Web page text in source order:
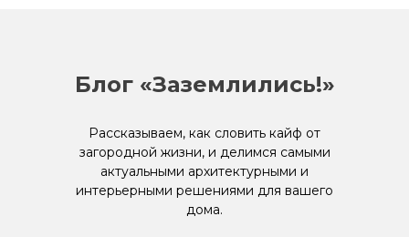
Блог «Заземлились!»
Рассказываем, как словить кайф от
загородной жизни, и делимся самыми
актуальными архитектурными и
интерьерными решениями для вашего
дома.